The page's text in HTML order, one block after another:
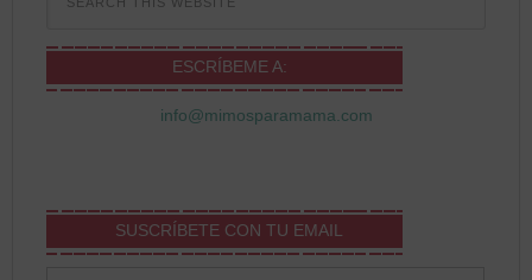
ESCRÍBEME A:
info@mimosparamama.com
SUSCRÍBETE CON TU EMAIL